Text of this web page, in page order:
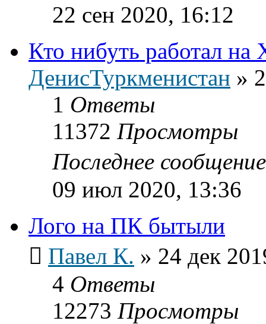
22 сен 2020, 16:12
Кто нибуть работал на
ДенисТуркменистан »
1 Ответы
11372 Просмотры
Последнее
09 июл 2020, 13:36
Лого на ПК бытыли
Павел К. » 24 дек
4 Ответы
12273 Просмотры